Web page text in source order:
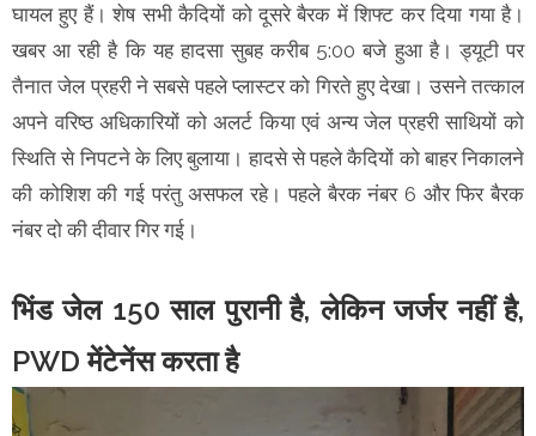
घायल हुए हैं। शेष सभी कैदियों को दूसरे बैरक में शिफ्ट कर दिया गया है।
खबर आ रही है कि यह हादसा सुबह करीब 5:00 बजे हुआ है। ड्यूटी पर
तैनात जेल प्रहरी ने सबसे पहले प्लास्टर को गिरते हुए देखा। उसने तत्काल
अपने वरिष्ठ अधिकारियों को अलर्ट किया एवं अन्य जेल प्रहरी साथियों को
स्थिति से निपटने के लिए बुलाया। हादसे से पहले कैदियों को बाहर निकालने
की कोशिश की गई परंतु असफल रहे। पहले बैरक नंबर 6 और फिर बैरक
नंबर दो की दीवार गिर गई।
भिंड जेल 150 साल पुरानी है, लेकिन जर्जर नहीं है,
PWD मेंटेनेंस करता है